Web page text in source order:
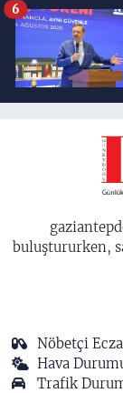
6
buluştururken,
Nöbetçi
Hava
Trafik